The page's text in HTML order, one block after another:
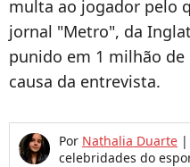
multa ao jogador pelo
jornal "Metro", da
punido em 1 milhão de
causa da entrevista.
Por Nathalia Duarte |
celebridades do